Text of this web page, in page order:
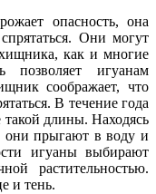
опасность, она
Они могут
хищника, как и многие
позволяет игуанам
соображает, что
В течение года
такой длины. Находясь
они прыгают в воду и
игуаны выбирают
растительностью.
и тень.